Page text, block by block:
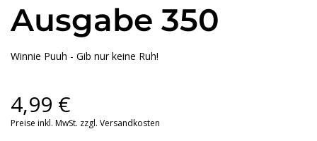
Ausgabe 350
Winnie Puuh - Gib nur keine Ruh!
4,99 €
Preise inkl. MwSt. zzgl. Versandkosten